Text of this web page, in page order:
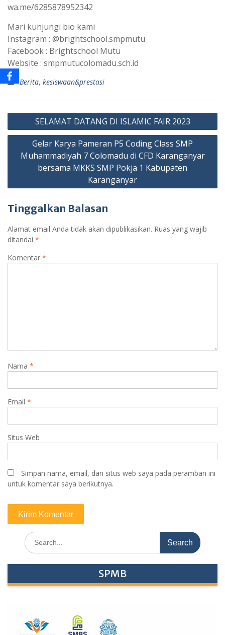
wa.me/6285878952342
Mari kunjungi bio kami
Instagram : @brightschool.smpmutu
Facebook : Brightschool Mutu
Website : smpmutucolomadu.sch.id
Berita, kesiswaan&prestasi
Navigasi
pos
SELAMAT DATANG DI ISLAMIC FAIR 2023
Gelar Karya Pameran P5 Coding Class SMP
Muhammadiyah 7 Colomadu di CFD Karanganyar
bersama MKKS SMP Pokja 1 Kabupaten
Karanganyar
Tinggalkan Balasan
Alamat email Anda tidak akan dipublikasikan. Ruas yang wajib
ditandai *
Komentar *
Nama *
Email *
Situs Web
Simpan nama, email, dan situs web saya pada peramban ini
untuk komentar saya berikutnya.
Search
for:
SPMB